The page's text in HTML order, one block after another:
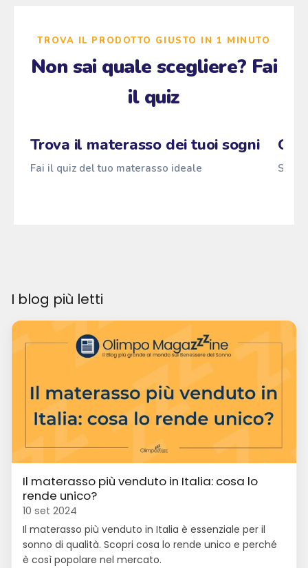
TROVA IL PRODOTTO GIUSTO IN 1 MINUTO
Non sai quale scegliere? Fai
il quiz
Trova il materasso dei tuoi sogni
Fai il quiz del tuo materasso ideale
I blog più letti
Il materasso più venduto in Italia: cosa lo
rende unico?
10 set 2024
Il materasso più venduto in Italia è essenziale per il
sonno di qualità. Scopri cosa lo rende unico e perché
è così popolare nel mercato.